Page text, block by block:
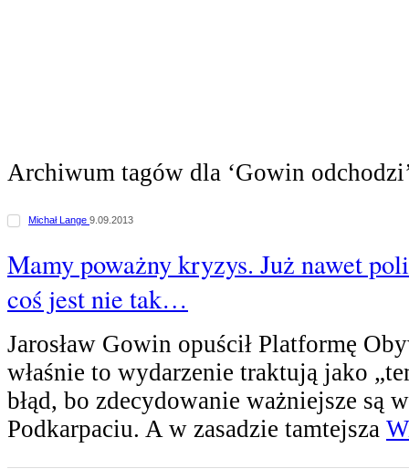
Archiwum tagów dla ‘Gowin
Michał Lange 9.09.2013
Mamy poważny kryzys. Już nawet
coś jest nie tak…
Jarosław Gowin opuścił Platformę
właśnie to wydarzenie traktują jako
błąd, bo zdecydowanie ważniejsze są
Podkarpaciu. A w zasadzie tamtejsza